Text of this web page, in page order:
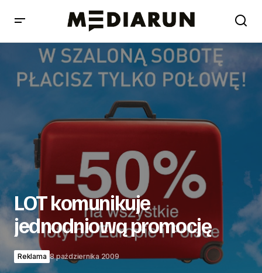
LOT komunikuje jednodniową promocję
LOT komunikuje
jednodniową promocję
Reklama 8 października 2009